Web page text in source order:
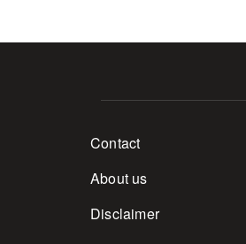
Footer menu
Contact
About us
Disclaimer